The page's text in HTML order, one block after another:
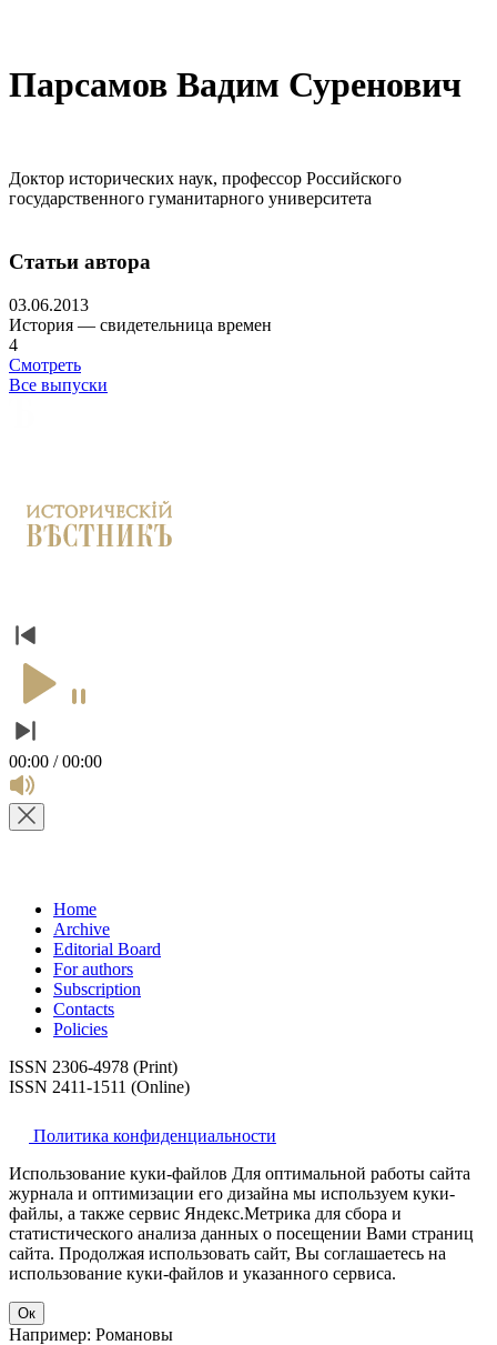
Парсамов Вадим Суренович
Доктор исторических наук, профессор Российского
государственного гуманитарного университета
Статьи автора
03.06.2013
История — свидетельница времен
4
Смотреть
Все выпуски
00:00 / 00:00
Home
Archive
Editorial Board
For authors
Subscription
Contacts
Policies
ISSN 2306-4978 (Print)
ISSN 2411-1511 (Online)
Политика конфиденциальности
Использование куки-файлов Для оптимальной работы сайта
журнала и оптимизации его дизайна мы используем куки-
файлы, а также сервис Яндекс.Метрика для сбора и
статистического анализа данных о посещении Вами страниц
сайта. Продолжая использовать сайт, Вы соглашаетесь на
использование куки-файлов и указанного сервиса.
Ок
Например: Романовы